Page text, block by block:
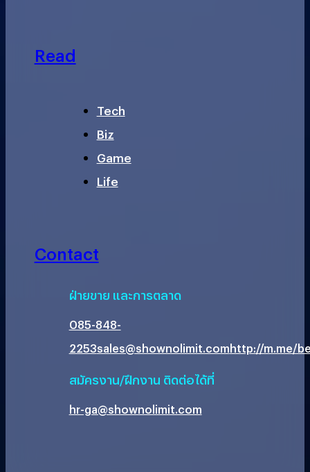
Read
Tech
Biz
Game
Life
Contact
ฝ่ายขาย และการตลาด
085-848-
2253sales@shownolimit.comhttp://m.me/
สมัครงาน/ฝึกงาน ติดต่อได้ที่
hr-ga@shownolimit.com